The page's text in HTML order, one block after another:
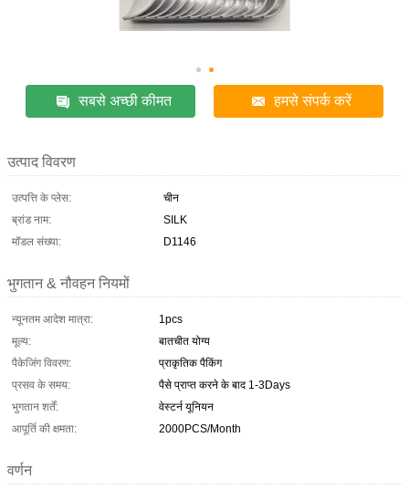
सबसे अच्छी कीमत हमसे संपर्क करें
उत्पाद विवरण
उत्पत्ति के प्लेस:
चीन
ब्रांड नाम:
SILK
मॉडल संख्या:
D1146
भुगतान & नौवहन नियमों
न्यूनतम आदेश मात्रा:
1pcs
मूल्य:
बातचीत योग्य
पैकेजिंग विवरण:
प्राकृतिक पैकिंग
प्रसव के समय:
पैसे प्राप्त करने के बाद 1-3Days
भुगतान शर्तें:
वेस्टर्न यूनियन
आपूर्ति की क्षमता:
2000PCS/Month
वर्णन